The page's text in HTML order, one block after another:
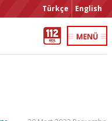
Türkçe English